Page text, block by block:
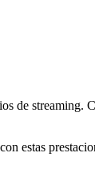
de
estas